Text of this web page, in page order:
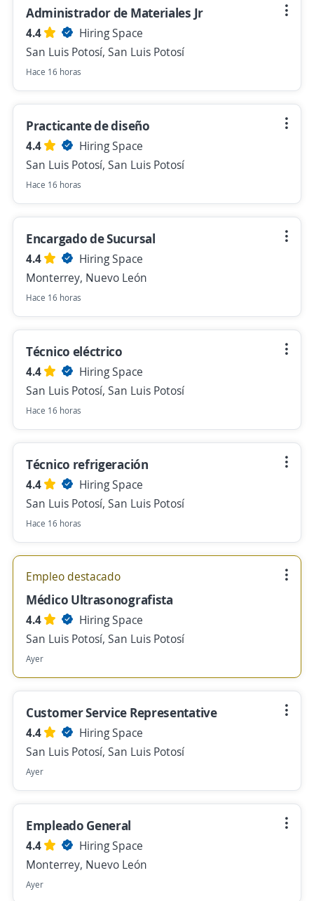
Administrador de Materiales Jr
4.4
Hiring Space
San Luis Potosí, San Luis Potosí
Hace 16 horas
Practicante de diseño
4.4
Hiring Space
San Luis Potosí, San Luis Potosí
Hace 16 horas
Encargado de Sucursal
4.4
Hiring Space
Monterrey, Nuevo León
Hace 16 horas
Técnico eléctrico
4.4
Hiring Space
San Luis Potosí, San Luis Potosí
Hace 16 horas
Técnico refrigeración
4.4
Hiring Space
San Luis Potosí, San Luis Potosí
Hace 16 horas
Empleo destacado
Médico Ultrasonografista
4.4
Hiring Space
San Luis Potosí, San Luis Potosí
Ayer
Customer Service Representative
4.4
Hiring Space
San Luis Potosí, San Luis Potosí
Ayer
Empleado General
4.4
Hiring Space
Monterrey, Nuevo León
Ayer